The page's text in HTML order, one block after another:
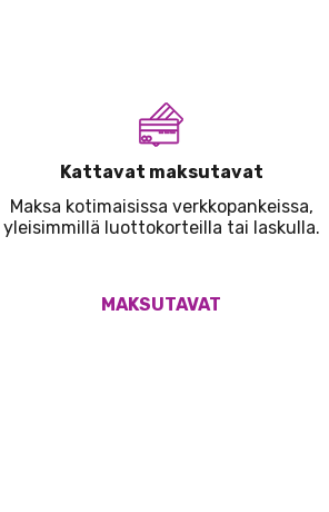
Kattavat maksutavat
Maksa kotimaisissa verkkopankeissa,
yleisimmillä luottokorteilla tai laskulla.
MAKSUTAVAT